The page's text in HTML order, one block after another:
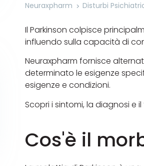
Neuraxpharm Disturbi
Il Parkinson colpisce
influendo sulla capacità di
Neuraxpharm fornisce
determinato le esigenze
esigenze e condizioni.
Scopri i sintomi, la diagnosi e
Cos'è il